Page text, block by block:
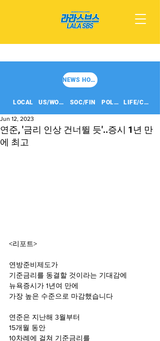
NEWS HOME
LOCAL US/WORLD SOC/FIN POLITICS LIFE/CULT
연준, '금리 인상 건너뛸 듯'..증시 1년 만
에 최고
Jun 12, 2023
<리포트>
연방준비제도가
기준금리를 동결할 것이라는 기대감에
뉴욕증시가 1년여 만에
가장 높은 수준으로 마감했습니다
연준은 지난해 3월부터
15개월 동안
10차례에 걸쳐 기준금리를